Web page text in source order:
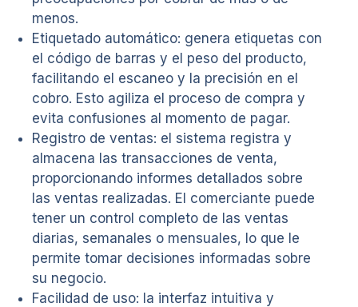
menos.
Etiquetado automático: genera etiquetas con
el código de barras y el peso del producto,
facilitando el escaneo y la precisión en el
cobro. Esto agiliza el proceso de compra y
evita confusiones al momento de pagar.
Registro de ventas: el sistema registra y
almacena las transacciones de venta,
proporcionando informes detallados sobre
las ventas realizadas. El comerciante puede
tener un control completo de las ventas
diarias, semanales o mensuales, lo que le
permite tomar decisiones informadas sobre
su negocio.
Facilidad de uso: la interfaz intuitiva y